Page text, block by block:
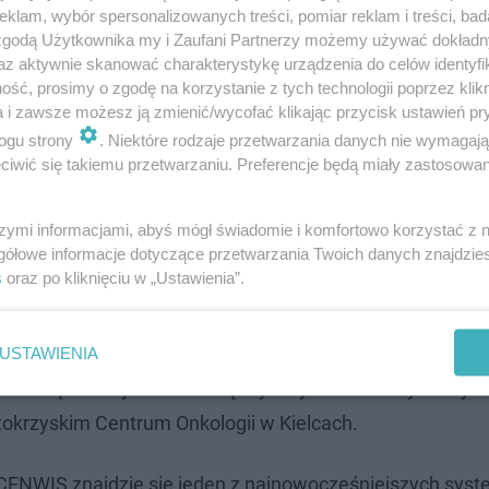
z branżą odzieżową. - Pozwala nam na pomiar
się na tę działkę, a my możemy im w tym pomóc i
to cztery pracownie – jedna z nich
że jesteśmy pierwszą w kraju Politechniką,
Ta technologia jest zupełnie odmienna od
będzie wytwarzać między innymi elementy
Centrum Onkologii w Kielcach.
znajdzie się jeden z najnowocześniejszych
wybór spersonalizowanych treści, pomiar reklam i treści,
Użytkownika my i Zaufani Partnerzy możemy używać
aktywnie skanować charakterystykę urządzenia do celów
prosimy o zgodę na korzystanie z tych technologii poprzez
i zawsze możesz ją zmienić/wycofać klikając przycisk ustawień
strony
. Niektóre rodzaje przetwarzania danych nie
się takiemu przetwarzaniu. Preferencje będą miały
informacjami, abyś mógł świadomie i komfortowo korzystać z
informacje dotyczące przetwarzania Twoich danych
oraz po kliknięciu w „Ustawienia”.
USTAWIENIA